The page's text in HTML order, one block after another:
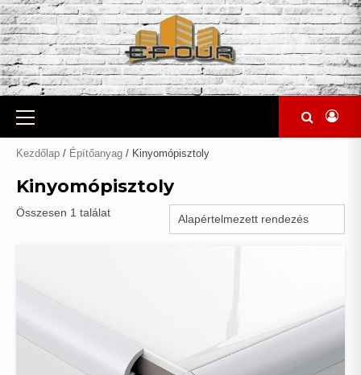
Skip
to
content
Primary
Menu
Kezdőlap / Építőanyag / Kinyomópisztoly
Kinyomópisztoly
Összesen 1 találat